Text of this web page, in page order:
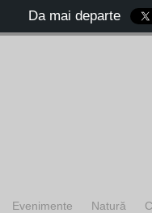
Evenimente Natură
Da mai departe